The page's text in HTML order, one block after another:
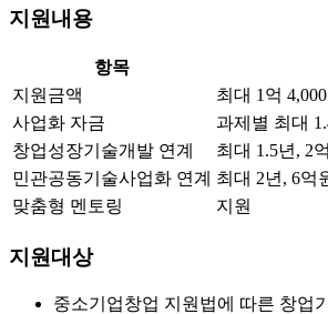
지원내용
항목
지원금액
최대 1억
사업화 자금
과제별 최대
창업성장기술개발 연계
최대 1.5년, 2
민관공동기술사업화 연계 최대 2년, 6억
맞춤형 멘토링
지원
지원대상
중소기업창업 지원법에 따른 창업